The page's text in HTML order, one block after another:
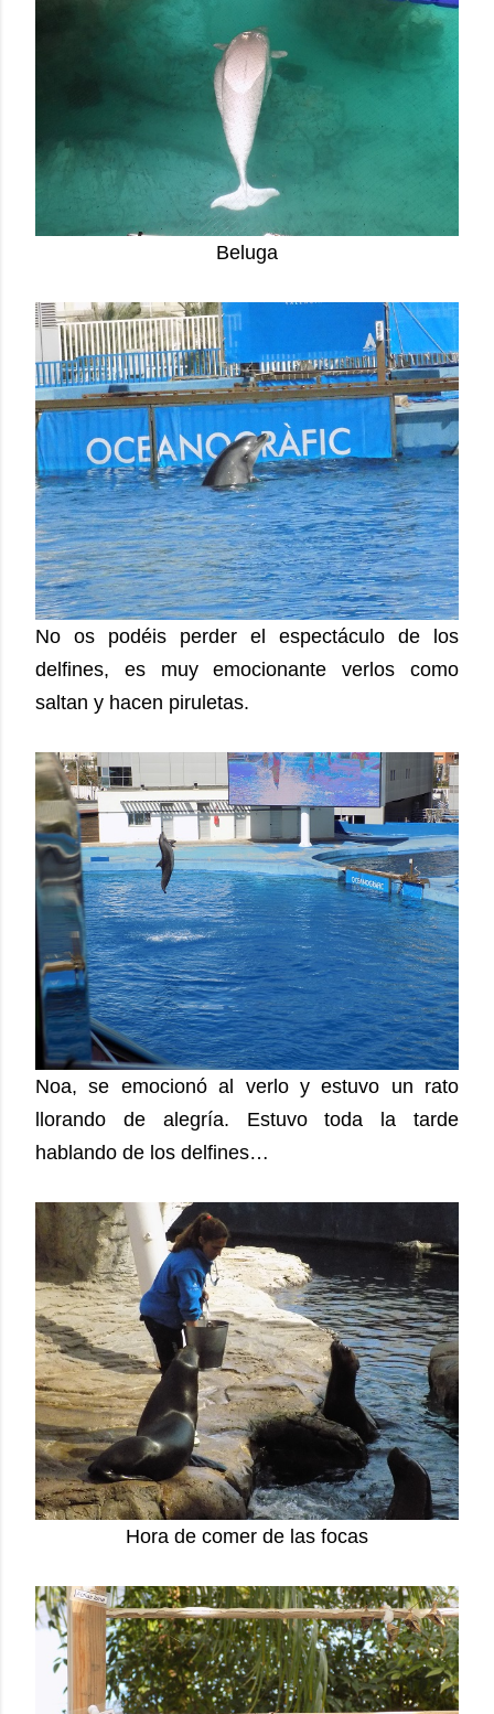
Beluga
No os podéis perder el espectáculo de los
delfines, es muy emocionante verlos como
saltan y hacen piruletas.
Noa, se emocionó al verlo y estuvo un rato
llorando de alegría. Estuvo toda la tarde
hablando de los delfines…
Hora de comer de las focas